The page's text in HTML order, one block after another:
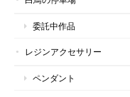
委託中作品
レジンアクセサリー
ペンダント